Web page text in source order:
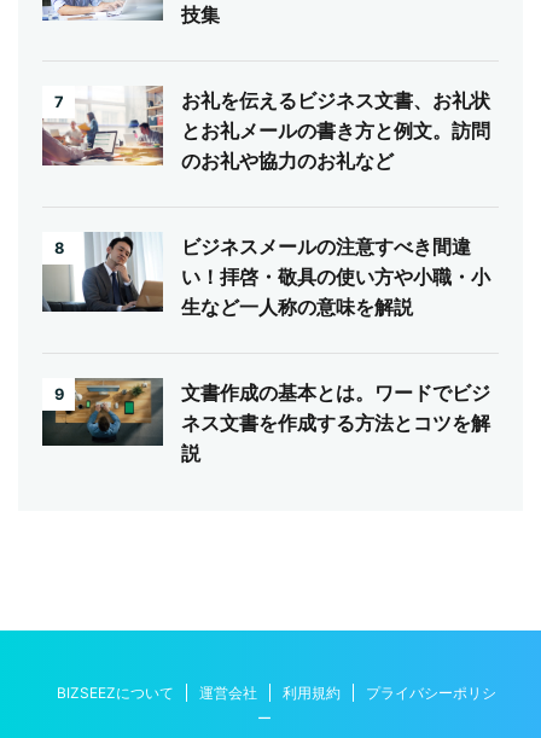
技集
7
お礼を伝えるビジネス文書、お礼状
とお礼メールの書き方と例文。訪問
のお礼や協力のお礼など
8
ビジネスメールの注意すべき間違
い！拝啓・敬具の使い方や小職・小
生など一人称の意味を解説
9
文書作成の基本とは。ワードでビジ
ネス文書を作成する方法とコツを解
説
BIZSEEZについて 運営会社 利用規約
プライバシーポリシ
ー